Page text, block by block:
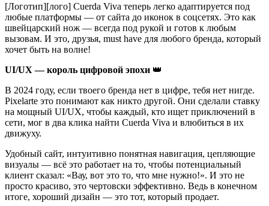
[Логотип][лого] Cuerda Viva теперь легко адаптируется под
любые платформы — от сайта до иконок в соцсетях. Это как
швейцарский нож — всегда под рукой и готов к любым
вызовам. И это, друзья, must have для любого бренда, который
хочет быть на волне!
UI/UX — король цифровой эпохи 👑
В 2024 году, если твоего бренда нет в цифре, тебя нет нигде.
Pixelarte это понимают как никто другой. Они сделали ставку
на мощный UI/UX, чтобы каждый, кто ищет приключений в
сети, мог в два клика найти Cuerda Viva и влюбиться в их
движуху.
Удобный сайт, интуитивно понятная навигация, цепляющие
визуалы — всё это работает на то, чтобы потенциальный
клиент сказал: «Вау, вот это то, что мне нужно!». И это не
просто красиво, это чертовски эффективно. Ведь в конечном
итоге, хороший дизайн — это тот, который продает.